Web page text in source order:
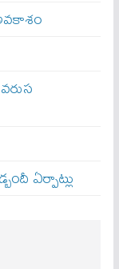
ఏర్పాట్లు